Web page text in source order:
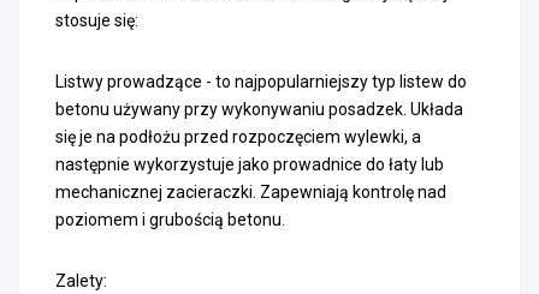
stosuje się:
Listwy prowadzące - to najpopularniejszy typ listew do
betonu używany przy wykonywaniu posadzek. Układa
się je na podłożu przed rozpoczęciem wylewki, a
następnie wykorzystuje jako prowadnice do łaty lub
mechanicznej zacieraczki. Zapewniają kontrolę nad
poziomem i grubością betonu.
Zalety: